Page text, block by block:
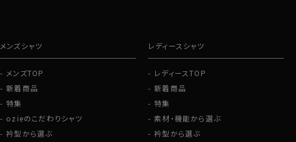
メンズシャツ
メンズTOP
新着商品
特集
ozieのこだわりシャツ
衿型から選ぶ
レディースシャツ
レディースTOP
新着商品
特集
素材・機能から選ぶ
衿型から選ぶ